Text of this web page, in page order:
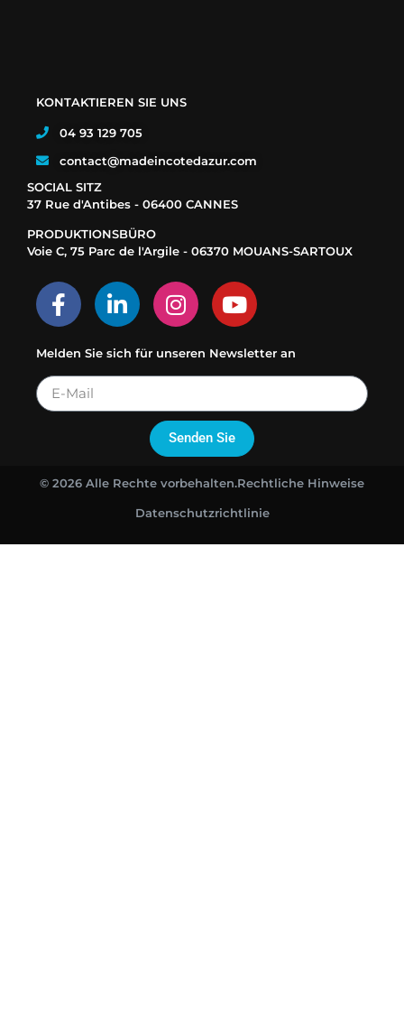
SOCIAL SITZ
37 Rue d'Antibes - 06400 CANNES
PRODUKTIONSBÜRO
Voie C, 75 Parc de l'Argile - 06370 MOUANS-SARTOUX
KONTAKTIEREN SIE UNS
04 93 129 705
contact@madeincotedazur.com
Melden Sie sich für unseren Newsletter an
Senden Sie
© 2026 Alle Rechte vorbehalten.Rechtliche Hinweise
Datenschutzrichtlinie